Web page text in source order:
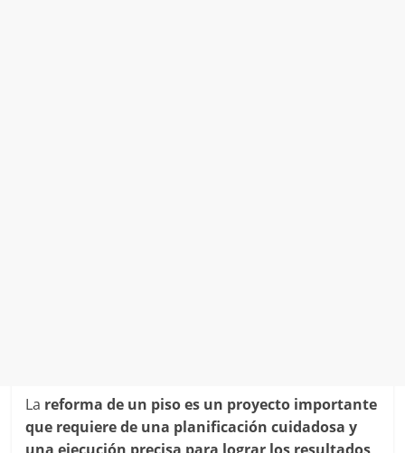
La reforma de un piso es un proyecto importante
que requiere de una planificación cuidadosa y